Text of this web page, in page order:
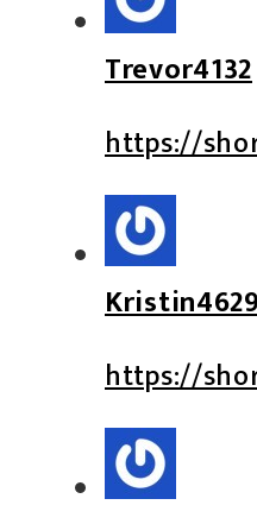
Trevor4132
https://
https://